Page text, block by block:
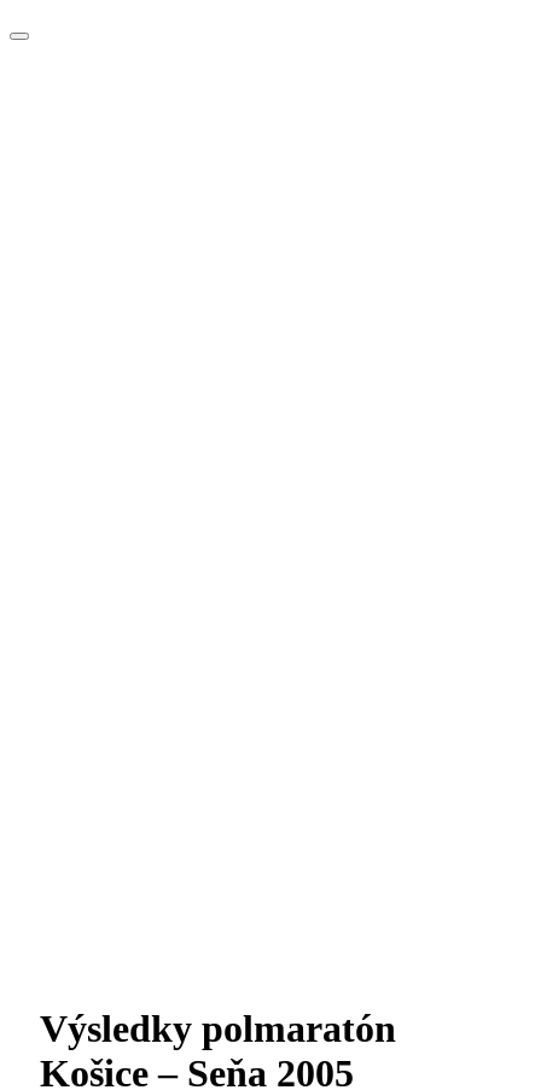
Výsledky polmaratón
Košice – Seňa 2005